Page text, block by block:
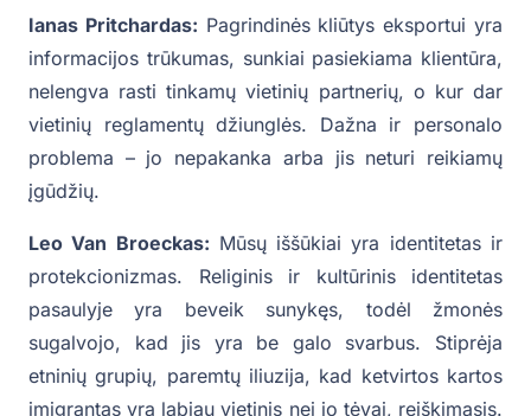
Ianas Pritchardas: Pagrindinės kliūtys eksportui yra
informacijos trūkumas, sunkiai pasiekiama klientūra,
nelengva rasti tinkamų vietinių partnerių, o kur dar
vietinių reglamentų džiunglės. Dažna ir personalo
problema – jo nepakanka arba jis neturi reikiamų
įgūdžių.
Leo Van Broeckas: Mūsų iššūkiai yra identitetas ir
protekcionizmas. Religinis ir kultūrinis identitetas
pasaulyje yra beveik sunykęs, todėl žmonės
sugalvojo, kad jis yra be galo svarbus. Stiprėja
etninių grupių, paremtų iliuzija, kad ketvirtos kartos
imigrantas yra labiau vietinis nei jo tėvai, reiškimasis.